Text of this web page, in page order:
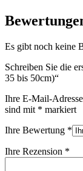
Es gibt noch keine
Schreiben Sie die
35 bis 50cm)“
Ihre E-Mail-
sind mit * markiert
Ihre Bewertung *
Ihre Rezension *